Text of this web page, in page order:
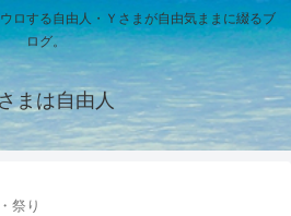
ロする自由人・Ｙさまが自由気ままに綴るブ
ログ。
まは自由人
祭り